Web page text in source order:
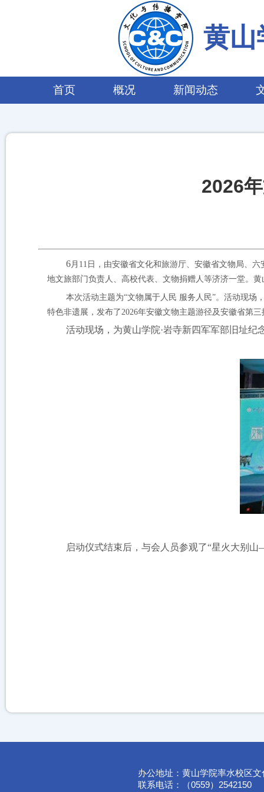
黄山
首页 概况 新闻动态
2026
6月 11 日，由安徽省文化和旅游厅、安徽省文物局、
地文旅部门负责人、高校代表、文物捐赠人等济济一堂。
本次活动主题为“文物属于人民 服务人民”。活动现
特色非遗展，发布了2026年安徽文物主题游径及安徽省第
活动现场，为黄山学院·岩寺新四军军部旧址纪
启动仪式结束后，与会人员参观了“星火大别
办公地址：黄山学院率水校区
联系电话：（0559）2542150